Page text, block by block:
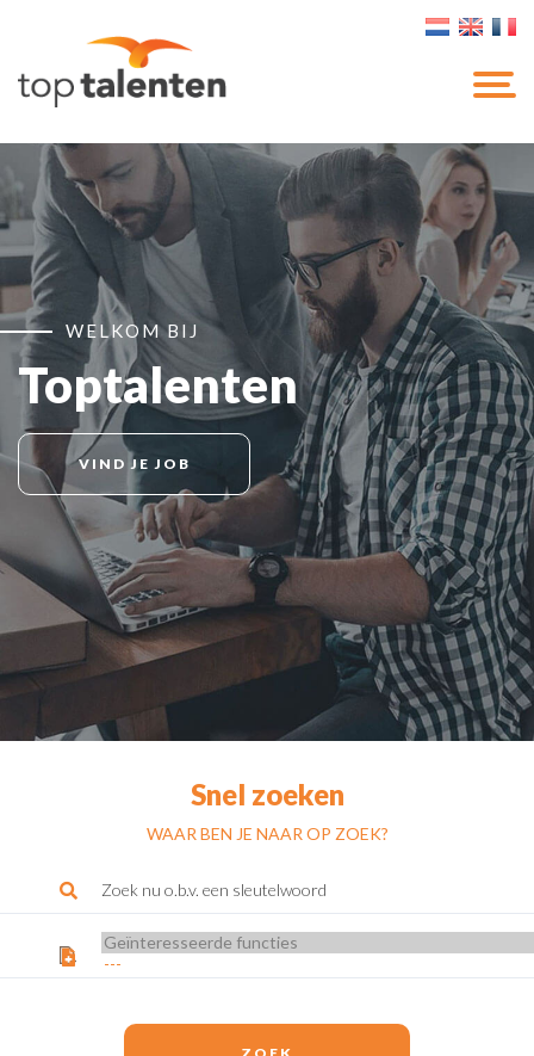
WELKOM BIJ
Toptalenten
VIND JE JOB
Snel zoeken
WAAR BEN JE NAAR OP ZOEK?